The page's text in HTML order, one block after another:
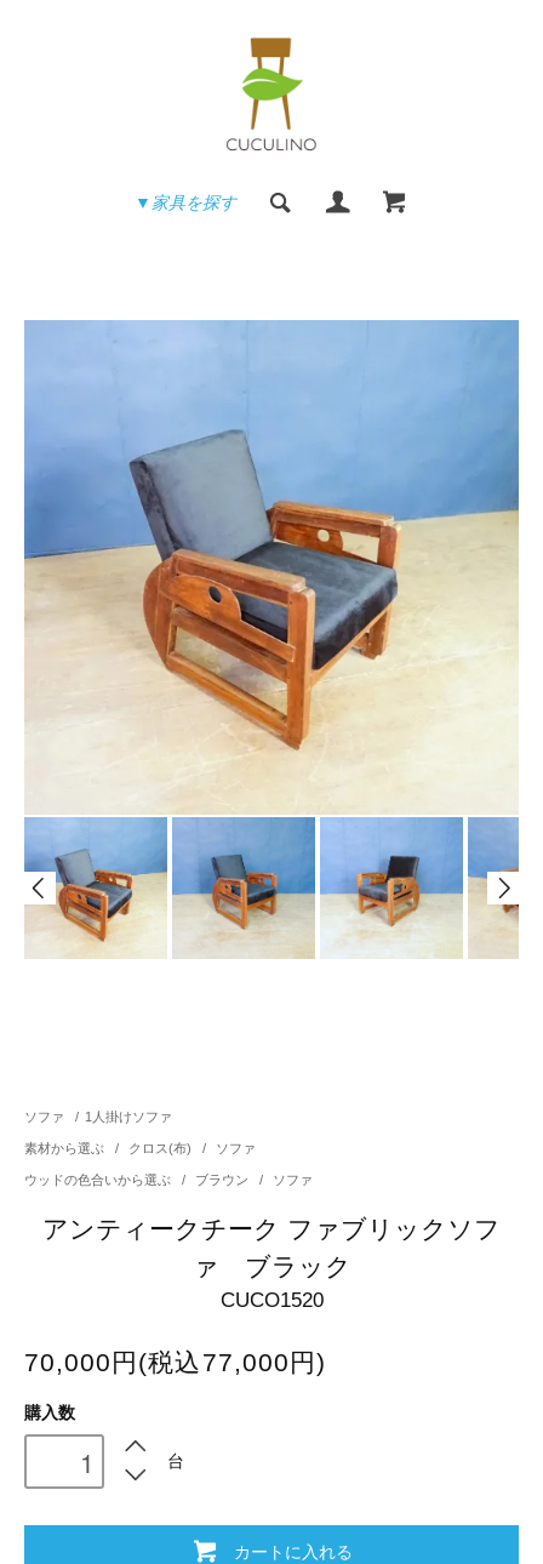
▼家具を探す
ソファ / 1人掛けソファ
素材から選ぶ / クロス(布) / ソファ
ウッドの色合いから選ぶ / ブラウン / ソファ
アンティークチーク ファブリックソフ
ァ ブラック
CUCO1520
70,000円(税込77,000円)
購入数
台
カートに入れる